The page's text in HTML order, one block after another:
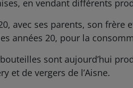
en vendant différents
avec ses parents, son frère
années 20, pour la
sont aujourd’hui
et de vergers de l’Aisne.